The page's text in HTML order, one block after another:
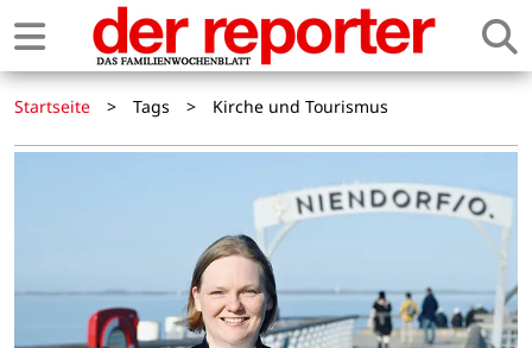
Startseite > Tags > Kirche und Tourismus